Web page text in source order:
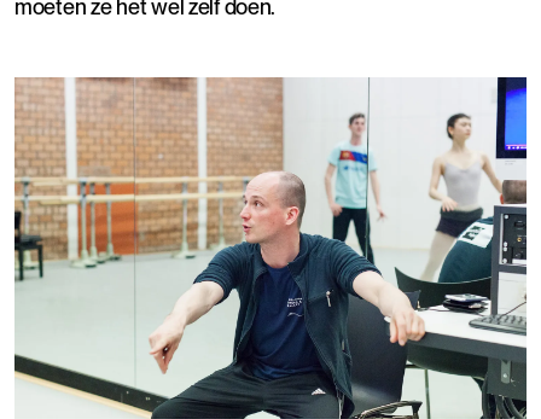
moeten ze het wel zelf doen.